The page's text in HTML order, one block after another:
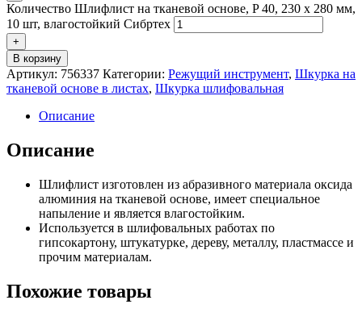
Количество Шлифлист на тканевой основе, P 40, 230 х 280 мм,
10 шт, влагостойкий Сибртех
+
В корзину
Артикул: 756337 Категории: Режущий инструмент, Шкурка на
тканевой основе в листах, Шкурка шлифовальная
Описание
Описание
Шлифлист изготовлен из абразивного материала оксида
алюминия на тканевой основе, имеет специальное
напыление и является влагостойким.
Используется в шлифовальных работах по
гипсокартону, штукатурке, дереву, металлу, пластмассе и
прочим материалам.
Похожие товары